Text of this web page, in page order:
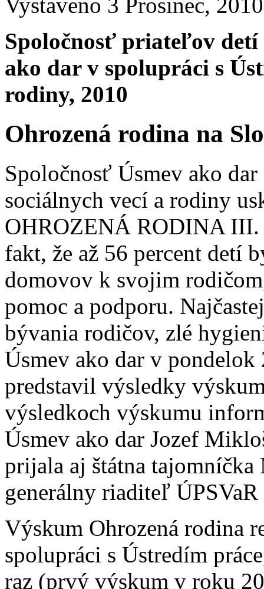
Vystaveno 3 Prosinec,
Spoločnosť priateľov detí
ako dar v spolupráci s
rodiny, 2010
Ohrozená rodina na
Spoločnosť Úsmev ako
sociálnych vecí a rodiny
OHROZENÁ RODINA
fakt, že až 56 percent detí
domovov k svojim
pomoc a podporu.
bývania rodičov, zlé
Úsmev ako dar v pondelok
predstavil výsledky
výsledkoch výskumu
Úsmev ako dar Jozef
prijala aj štátna
generálny riaditeľ
Výskum Ohrozená rodina
spolupráci s Ústredím
raz (prvý výskum v roku